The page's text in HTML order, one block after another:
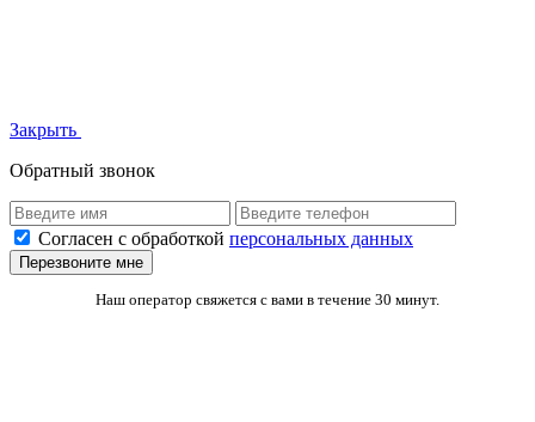
Закрыть
Обратный звонок
Согласен с обработкой персональных данных
Перезвоните мне
Наш оператор свяжется с вами в течение 30 минут.